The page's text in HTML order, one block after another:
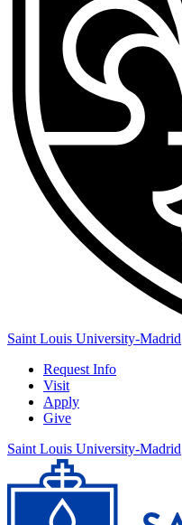
Saint Louis University-Madrid
Request Info
Visit
Apply
Give
Saint Louis University-Madrid